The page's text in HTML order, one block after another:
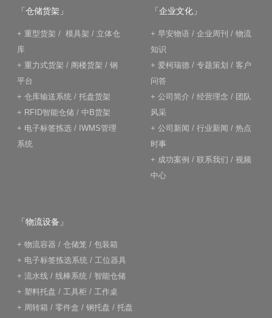
「仓储货架」
+ 重型货架 / 模具架 / 立体仓
库
+ 重力式货架 / 阁楼货架 / 钢
平台
+ 仓库输送系统 / 托盘货架
+ RFID智能仓储 / 中B货架
+ 电子标签拣选 / IWMS管理
系统
「企业文化」
+ 早安物语 / 企业周刊 / 物流
知识
+ 爱柯瑞德 / 专题策划 / 客户
问答
+ 公司简介 / 经营理念 / 团队
风采
+ 公司新闻 / 行业新闻 / 热点
时事
+ 成功案例 / 联系我们 / 视频
中心
「物流设备」
+ 物流容器 / 仓储笼 / 包装箱
+ 电子标签拣选系统 / 工位器具
+ 流水线 / 线棒系统 / 智能仓储
+ 塑料托盘 / 工具柜 / 工作桌
+ 周转箱 / 零件盒 / 钢托盘 / 托盘